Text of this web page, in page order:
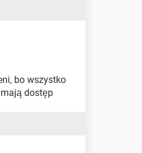
bo wszystko
dostęp